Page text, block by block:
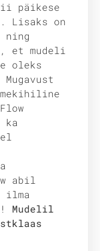
päikese
Lisaks on
ning
et mudeli
oleks
ka
abil
ilma
Mudelil